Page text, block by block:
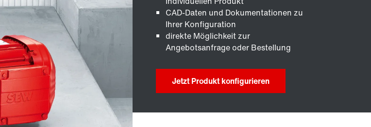
CAD-Daten und Dokumentationen zu
Ihrer Konfiguration
direkte Möglichkeit zur
Angebotsanfrage oder Bestellung
Jetzt Produkt konfigurieren